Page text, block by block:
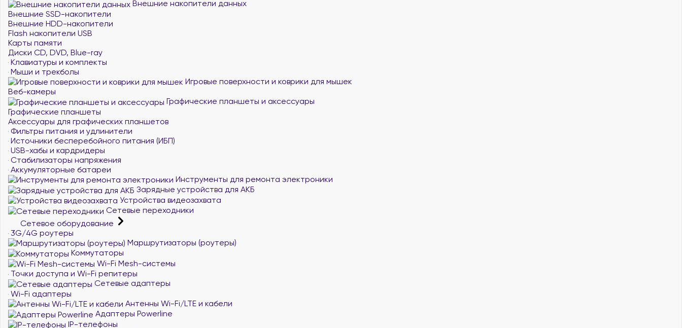
Внешние накопители данных
Внешние SSD-накопители
Внешние HDD-накопители
Flash накопители USB
Карты памяти
Диски CD, DVD, Blue-ray
Клавиатуры и комплекты
Мыши и трекболы
Игровые поверхности и коврики для мышек
Веб-камеры
Графические планшеты и аксессуары
Графические планшеты
Аксессуары для графических планшетов
Фильтры питания и удлинители
Источники бесперебойного питания (ИБП)
USB-хабы и кардридеры
Стабилизаторы напряжения
Аккумуляторные батареи
Инструменты для ремонта электроники
Зарядные устройства для АКБ
Устройства видеозахвата
Сетевые переходники
Сетевое оборудование
3G/4G роутеры
Маршрутизаторы (роутеры)
Коммутаторы
Wi-Fi Mesh-системы
Точки доступа и Wi-Fi репитеры
Сетевые адаптеры
Wi-Fi адаптеры
Антенны Wi-Fi/LTE и кабели
Адаптеры Powerline
IP-телефоны